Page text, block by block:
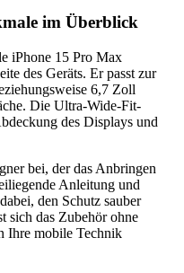
im Überblick
iPhone 15 Pro Max
des Geräts. Er passt zur
6,7 Zoll
Die Ultra-Wide-Fit-
des Displays und
bei, der das Anbringen
Anleitung und
den Schutz sauber
sich das Zubehör ohne
Ihre mobile Technik